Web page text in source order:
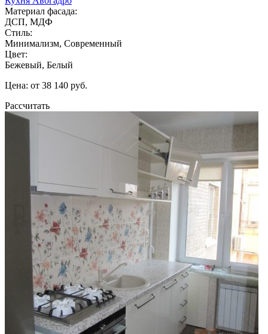
Материал фасада:
ДСП, МДФ
Стиль:
Минимализм, Современный
Цвет:
Бежевый, Белый
Цена: от 38 140 руб.
Рассчитать